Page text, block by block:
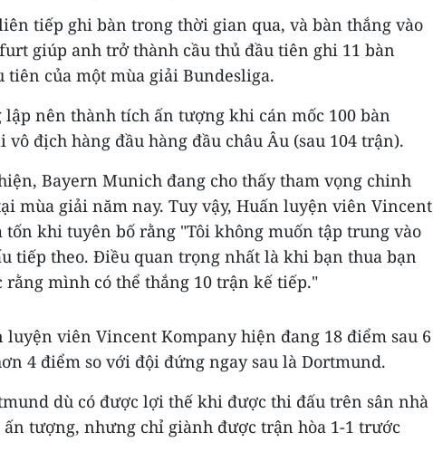
tiếp ghi bàn trong thời gian qua, và bàn thắng vào
giúp anh trở thành cầu thủ đầu tiên ghi 11 bàn
tiên của một mùa giải Bundesliga.
lập nên thành tích ấn tượng khi cán mốc 100 bàn
địch hàng đầu hàng đầu châu Âu (sau 104 trận).
Bayern Munich đang cho thấy tham vọng chinh
mùa giải năm nay. Tuy vậy, Huấn luyện viên Vincent
khi tuyên bố rằng "Tôi không muốn tập trung vào
tiếp theo. Điều quan trọng nhất là khi bạn thua bạn
rằng mình có thể thắng 10 trận kế tiếp."
luyện viên Vincent Kompany hiện đang 18 điểm sau 6
4 điểm so với đội đứng ngay sau là Dortmund.
dù có được lợi thế khi được thi đấu trên sân nhà
ấn tượng, nhưng chỉ giành được trận hòa 1-1 trước